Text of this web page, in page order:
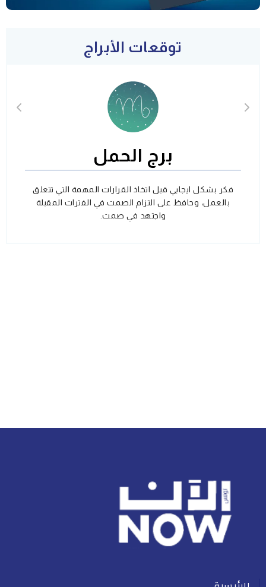
توقعات الأبراج
برج الحمل
فكر بشكل ايجابي قبل اتخاذ القرارات المهمة التي تتعلق
بالعمل، وحافظ على التزام الصمت في الفترات المقبلة
واجتهد في صمت.